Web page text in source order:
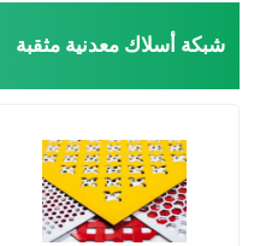
شبكة أسلاك معدنية مثقبة